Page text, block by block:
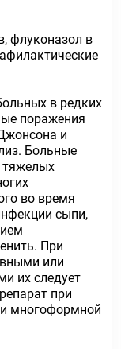
флуконазол в
в редких
поражения
и
Больные
во время
сыпи,
При
или
их следует
при
многоформной